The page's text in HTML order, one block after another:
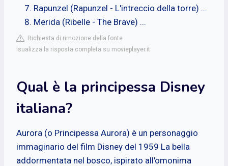
Rapunzel (Rapunzel - L'intreccio della torre) ...
Merida (Ribelle - The Brave) ...
Richiesta di rimozione della fonte
isualizza la risposta completa su movieplayer.it
Qual è la principessa Disney
italiana?
Aurora (o Principessa Aurora) è un personaggio
immaginario del film Disney del 1959 La bella
addormentata nel bosco, ispirato all'omonima